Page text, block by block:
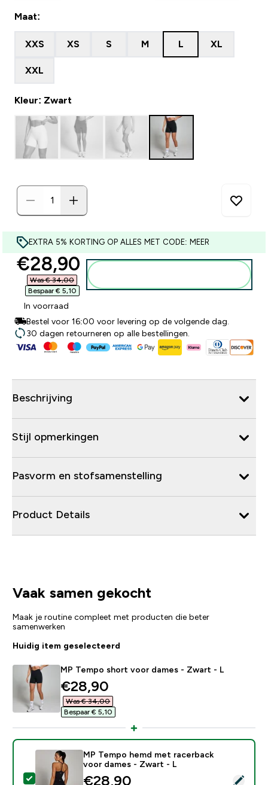
Maat:
XXS XS S M L XL
XXL
Kleur: Zwart
EXTRA 5% KORTING OP ALLES MET CODE: MEER
discounted price
€28,90‎
Was € 34,00‎
Bespaar € 5,10‎
In voorraad
Bestel voor 16:00 voor levering op de volgende dag.
30 dagen retourneren op alle bestellingen.
Beschrijving
Stijl opmerkingen
Pasvorm en stofsamenstelling
Product Details
Vaak samen gekocht
Maak je routine compleet met producten die beter
samenwerken
Huidig item geselecteerd
MP Tempo short voor dames - Zwart - L
discounted price
€28,90‎
Was € 34,00‎
Bespaar € 5,10‎
Selecteer dit product - MP Tempo hemd met
MP Tempo hemd met racerback
voor dames - Zwart - L
discounted price
€28,90‎